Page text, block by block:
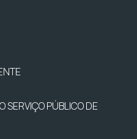
SERVIÇO PÚBLICO DE